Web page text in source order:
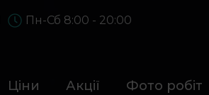
Пн-Сб 8:00 - 20:00
Ціни Акції Фото робіт